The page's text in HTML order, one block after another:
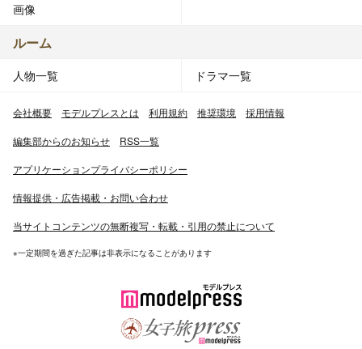
画像
ルーム
人物一覧 ドラマ一覧
会社概要 モデルプレスとは 利用規約 推奨環境 採用情報
編集部からのお知らせ RSS一覧
アプリケーションプライバシーポリシー
情報提供・広告掲載・お問い合わせ
当サイトコンテンツの無断複写・転載・引用の禁止について
※一定期間を過ぎた記事は非表示になることがあります